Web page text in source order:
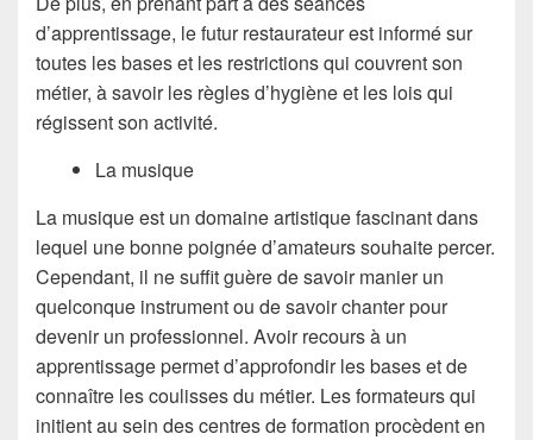
d’apprentissage, le futur restaurateur est informé sur
toutes les bases et les restrictions qui couvrent son
métier, à savoir les règles d’hygiène et les lois qui
régissent son activité.
La musique
La musique est un domaine artistique fascinant dans
lequel une bonne poignée d’amateurs souhaite percer.
Cependant, il ne suffit guère de savoir manier un
quelconque instrument ou de savoir chanter pour
devenir un professionnel. Avoir recours à un
apprentissage permet d’approfondir les bases et de
connaître les coulisses du métier. Les formateurs qui
initient au sein des centres de formation procèdent en